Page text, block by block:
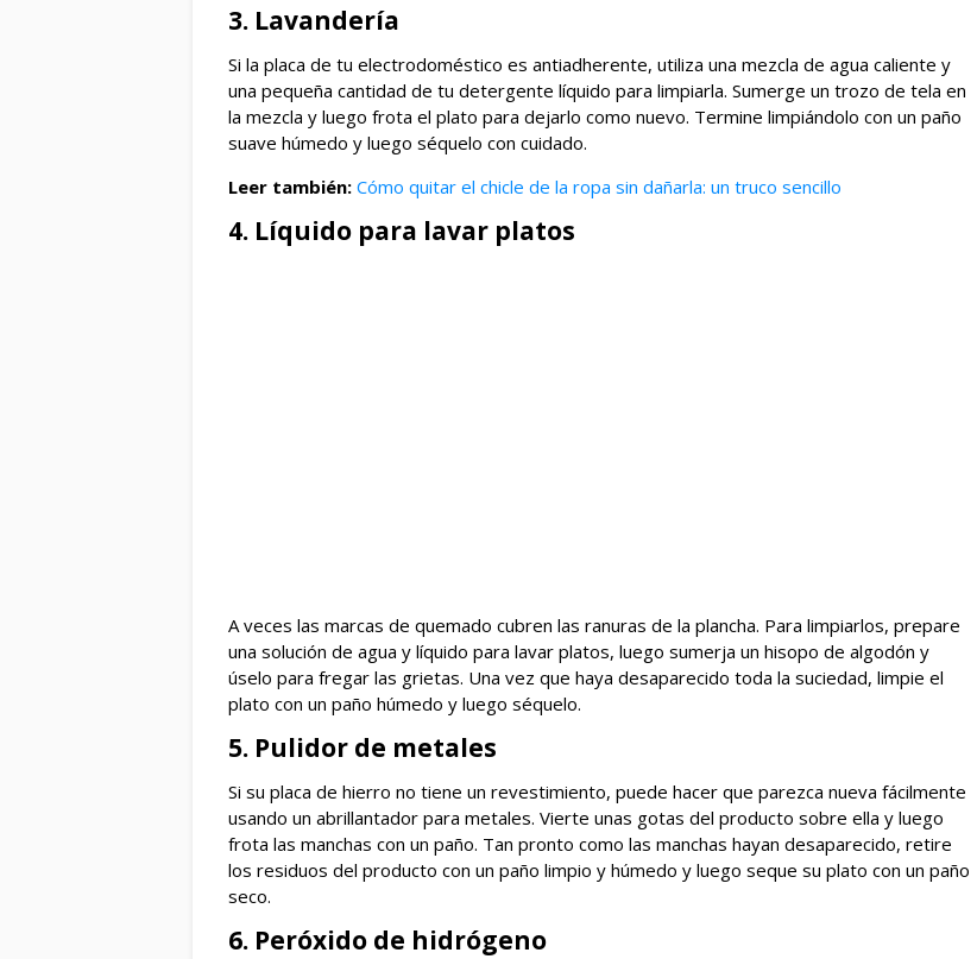
3. Lavandería
Si la placa de tu electrodoméstico es antiadherente, utiliza una mezcla de agua caliente y
una pequeña cantidad de tu detergente líquido para limpiarla. Sumerge un trozo de tela en
la mezcla y luego frota el plato para dejarlo como nuevo. Termine limpiándolo con un paño
suave húmedo y luego séquelo con cuidado.
Leer también: Cómo quitar el chicle de la ropa sin dañarla: un truco sencillo
4. Líquido para lavar platos
A veces las marcas de quemado cubren las ranuras de la plancha. Para limpiarlos, prepare
una solución de agua y líquido para lavar platos, luego sumerja un hisopo de algodón y
úselo para fregar las grietas. Una vez que haya desaparecido toda la suciedad, limpie el
plato con un paño húmedo y luego séquelo.
5. Pulidor de metales
Si su placa de hierro no tiene un revestimiento, puede hacer que parezca nueva fácilmente
usando un abrillantador para metales. Vierte unas gotas del producto sobre ella y luego
frota las manchas con un paño. Tan pronto como las manchas hayan desaparecido, retire
los residuos del producto con un paño limpio y húmedo y luego seque su plato con un paño
seco.
6. Peróxido de hidrógeno